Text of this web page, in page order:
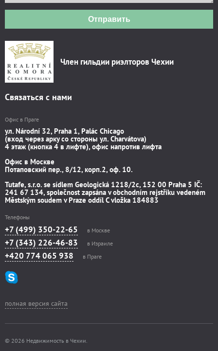
Отправить
Член гильдии риэлторов Чехии
Связаться с нами
Офис в Праге
ул. Národní 32, Praha 1, Palác Chicago
(вход через арку со стороны ул. Charvátova)
4 этаж (кнопка 4 в лифте), офис напротив лифта
Офис в Москве
Потаповский пер., 8/12, корп.2, оф. 10.
Tutafe, s.r.o. se sídlem Geologická 1218/2c, 152 00 Praha 5 IČ:
241 67 134, společnost zapsána v obchodním rejstříku vedeném
Městským soudem v Praze oddíl C vložka 184883
Телефоны
+7 (499) 350-22-65 в Москве
+7 (343) 226-46-83 в Израиле
+420 774 065 938 в Праге
полная версия сайта
© 2026 Недвижимость в Чехии.